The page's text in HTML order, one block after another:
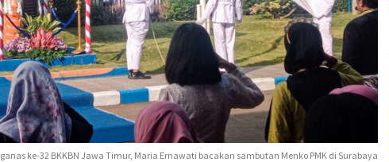
ke-32 BKKBN Jawa Timur, Maria Ernawati bacakan sambutan Menko PMK di Surabaya